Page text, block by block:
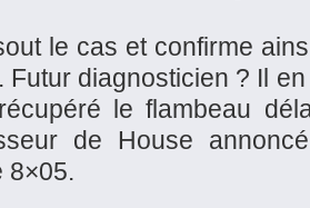
le cas et confirme
Futur diagnosticien ? Il en
le flambeau
de House
8×05.